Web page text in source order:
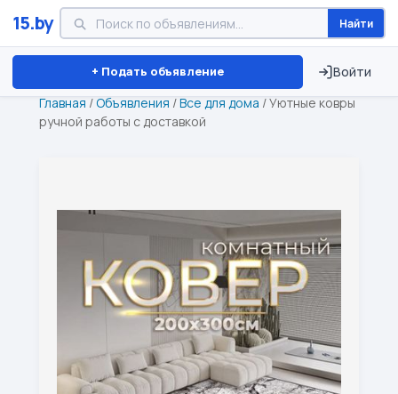
15.by Найти
+ Подать объявление Войти
Минск Витебск Брест ⏱ ТОЛЬКО 15 ДНЕЙ
Главная /Объявления /Все для дома /Уютные ковры
ручной работы с доставкой